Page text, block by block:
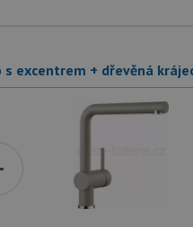
s excentrem + dřevěná